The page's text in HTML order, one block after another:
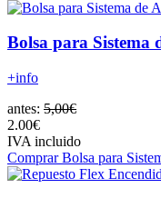
Bolsa para Sistema
+info
antes: 5,00€
2.00€
IVA incluido
Comprar Bolsa para